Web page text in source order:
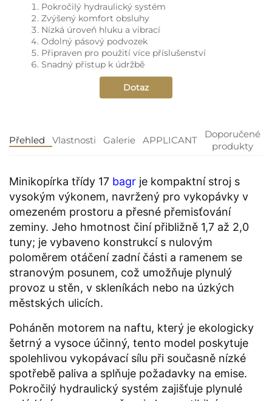
Pokročilý hydraulický systém
Zvýšený komfort obsluhy
Nízká úroveň hluku a vibrací
Odolný pásový podvozek
Připraven pro použití více příslušenství
Snadný přístup k údržbě
Dotaz
Přehled Vlastnosti Galerie APPLICANT
Doporučené
produkty
Minikopírka třídy 17 bagr je kompaktní stroj s
vysokým výkonem, navržený pro vykopávky v
omezeném prostoru a přesné přemisťování
zeminy. Jeho hmotnost činí přibližně 1,7 až 2,0
tuny; je vybaveno konstrukcí s nulovým
poloměrem otáčení zadní části a ramenem se
stranovým posunem, což umožňuje plynulý
provoz u stěn, v skleníkách nebo na úzkých
městských ulicích.
Poháněn motorem na naftu, který je ekologicky
šetrný a vysoce účinný, tento model poskytuje
spolehlivou vykopávací sílu při současně nízké
spotřebě paliva a splňuje požadavky na emise.
Pokročilý hydraulický systém zajišťuje plynulé